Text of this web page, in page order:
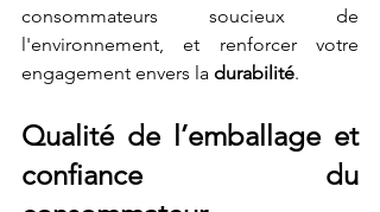
consommateurs soucieux de
l'environnement, et renforcer votre
engagement envers la durabilité.
Qualité de l’emballage et
confiance du